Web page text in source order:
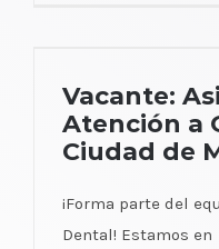
Odontólogos
Vacante:
Atención a
Ciudad de
¡Forma parte del
Dental! Estamos en